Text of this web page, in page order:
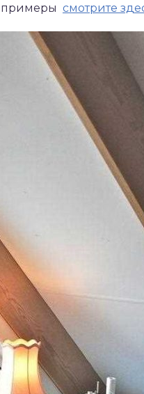
примеры смотрите